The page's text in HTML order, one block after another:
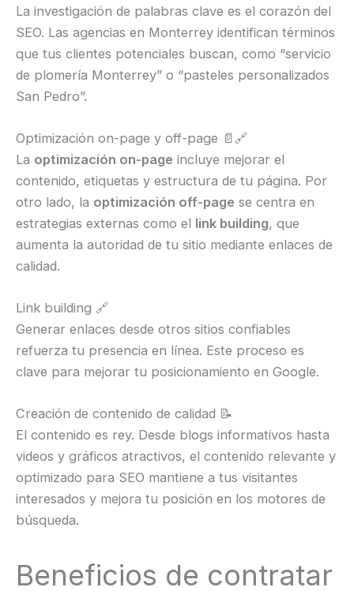
La investigación de palabras clave es el corazón del
SEO. Las agencias en Monterrey identifican términos
que tus clientes potenciales buscan, como “servicio
de plomería Monterrey” o “pasteles personalizados
San Pedro”.
Optimización on-page y off-page 📄🔗
La optimización on-page incluye mejorar el
contenido, etiquetas y estructura de tu página. Por
otro lado, la optimización off-page se centra en
estrategias externas como el link building, que
aumenta la autoridad de tu sitio mediante enlaces de
calidad.
Link building 🔗
Generar enlaces desde otros sitios confiables
refuerza tu presencia en línea. Este proceso es
clave para mejorar tu posicionamiento en Google.
Creación de contenido de calidad 📝
El contenido es rey. Desde blogs informativos hasta
videos y gráficos atractivos, el contenido relevante y
optimizado para SEO mantiene a tus visitantes
interesados y mejora tu posición en los motores de
búsqueda.
Beneficios de contratar